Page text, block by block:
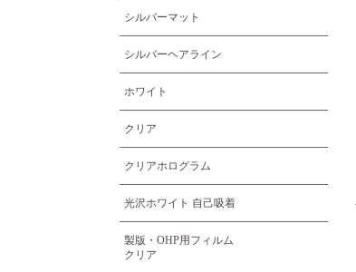
シルバーマット
シルバーヘアライン
ホワイト
クリア
クリアホログラム
光沢ホワイト 自己吸着
製版・OHP用フィルム
クリア